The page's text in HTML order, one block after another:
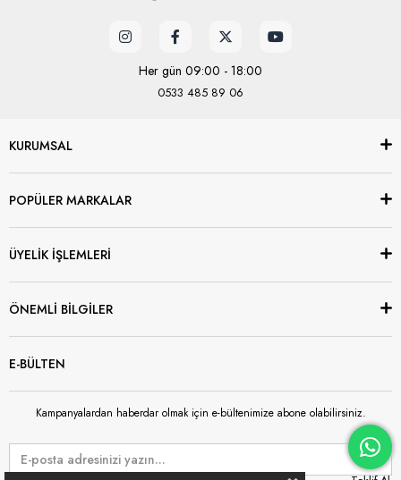
Her gün 09:00 - 18:00
0533 485 89 06
KURUMSAL
POPÜLER MARKALAR
ÜYELİK İŞLEMLERİ
ÖNEMLİ BİLGİLER
E-BÜLTEN
Kampanyalardan haberdar olmak için e-bültenimize abone olabilirsiniz.